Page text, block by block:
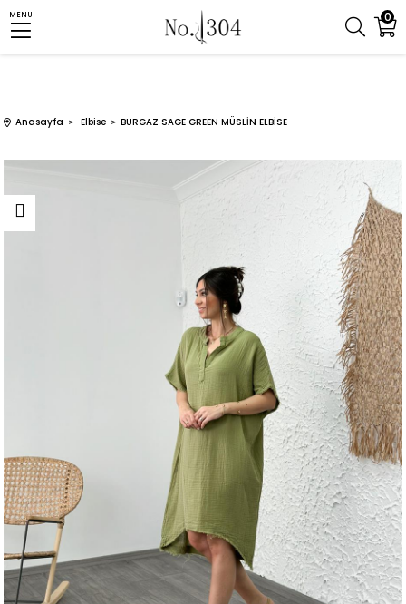
0
MENU
Anasayfa Elbise BURGAZ SAGE GREEN MÜSLİN ELBİSE